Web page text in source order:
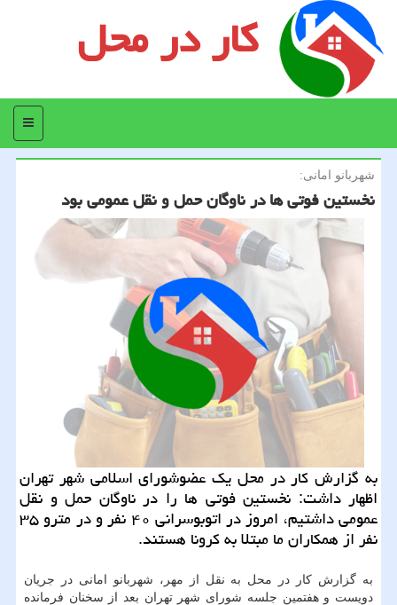
کار در محل
منو
شهربانو امانی:
نخستین فوتی ها در ناوگان حمل و نقل عمومی بود
به گزارش كار در محل یك عضوشورای اسلامی شهر تهران
اظهار داشت: نخستین فوتی ها را در ناوگان حمل و نقل
عمومی داشتیم، امروز در اتوبوسرانی ۴۰ نفر و در مترو ۳۵
نفر از همكاران ما مبتلا به كرونا هستند.
به گزارش كار در محل به نقل از مهر، شهربانو امانی در جریان
دویست و هفتمین جلسه شورای شهر تهران بعد از سخنان فرمانده